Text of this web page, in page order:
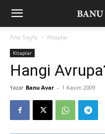
Ana Sayfa Kitaplar
Kitaplar
Hangi
Yazar Banu Avar - 1 Kasım 2009